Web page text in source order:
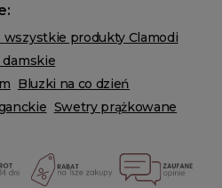
wszystkie produkty Clamodi
Bluzki na co dzień
Swetry prążkowane